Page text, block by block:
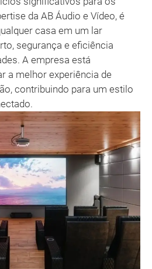
da AB Áudio e Vídeo, é
casa em um lar
segurança e eficiência
A empresa está
a melhor experiência de
contribuindo para um estilo